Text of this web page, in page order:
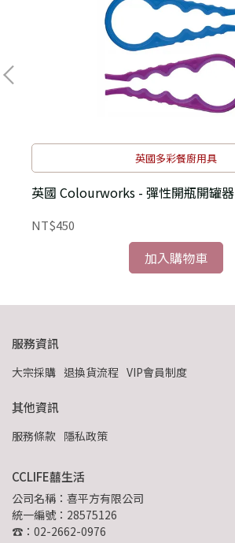
英國多彩餐廚用具
英國 Colourworks - 彈性開瓶開罐器
NT$450
加入購物車
服務資訊
大宗採購 退換貨流程 VIP會員制度
其他資訊
服務條款 隱私政策
CCLIFE囍生活
公司名稱：喜平方有限公司
統一編號：28575126
☎：02-2662-0976